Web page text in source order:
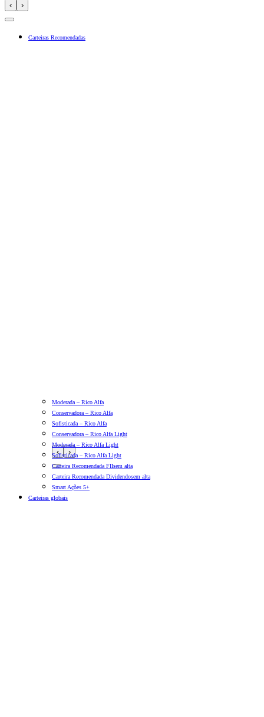
‹ ›
Carteiras Recomendadas
‹ ›
Moderada – Rico Alfa
Conservadora – Rico Alfa
Sofisticada – Rico Alfa
Conservadora – Rico Alfa Light
Moderada – Rico Alfa Light
Sofisticada – Rico Alfa Light
Carteira Recomendada FIIsem alta
Carteira Recomendada Dividendosem alta
Smart Ações 5+
Carteiras globais